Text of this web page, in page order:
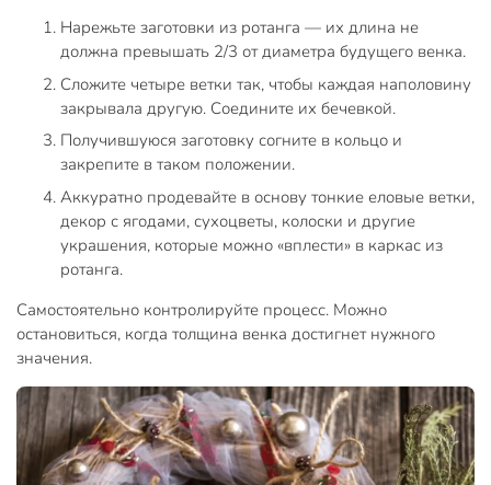
Нарежьте заготовки из ротанга — их длина не
должна превышать 2/3 от диаметра будущего венка.
Сложите четыре ветки так, чтобы каждая наполовину
закрывала другую. Соедините их бечевкой.
Получившуюся заготовку согните в кольцо и
закрепите в таком положении.
Аккуратно продевайте в основу тонкие еловые ветки,
декор с ягодами, сухоцветы, колоски и другие
украшения, которые можно «вплести» в каркас из
ротанга.
Самостоятельно контролируйте процесс. Можно
остановиться, когда толщина венка достигнет нужного
значения.